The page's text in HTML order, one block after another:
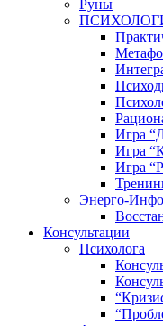
Руны
Игра
Игра
Игра
Энерго-
Консультации
Психолога